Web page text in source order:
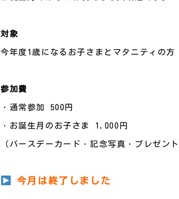
対象
今年度1歳になるお子さまとマタニティの方
参加費
・通常参加 500円
・お誕生月のお子さま 1,000円
（バースデーカード・記念写真・プレゼント
今月は終了しました